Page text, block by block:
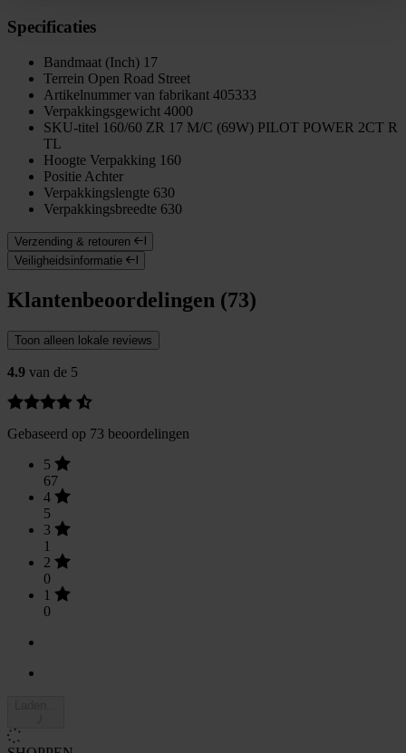
Specificaties
Bandmaat (Inch) 17
Terrein Open Road Street
Artikelnummer van fabrikant 405333
Verpakkingsgewicht 4000
SKU-titel 160/60 ZR 17 M/C (69W) PILOT POWER 2CT R
TL
Hoogte Verpakking 160
Positie Achter
Verpakkingslengte 630
Verpakkingsbreedte 630
Verzending & retouren
Veiligheidsinformatie
Klantenbeoordelingen (73)
Toon alleen lokale reviews
4.9 van de 5
Gebaseerd op 73 beoordelingen
5
67
4
5
3
1
2
0
1
0